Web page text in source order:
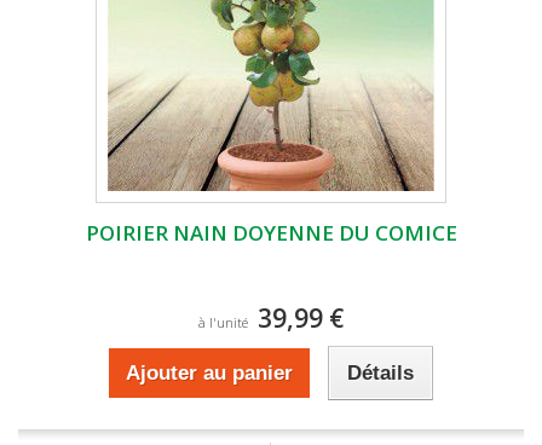
POIRIER NAIN DOYENNE DU COMICE
à l'unité 39,99 €
Ajouter au panier Détails